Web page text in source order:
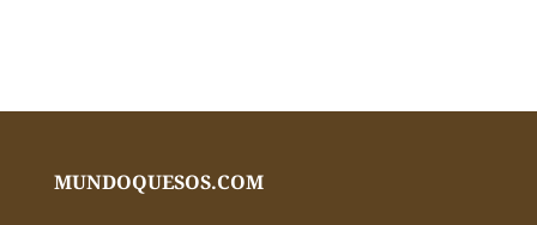
MUNDOQUESOS.COM